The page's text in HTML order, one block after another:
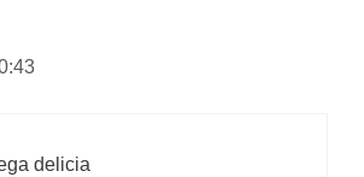
delicia